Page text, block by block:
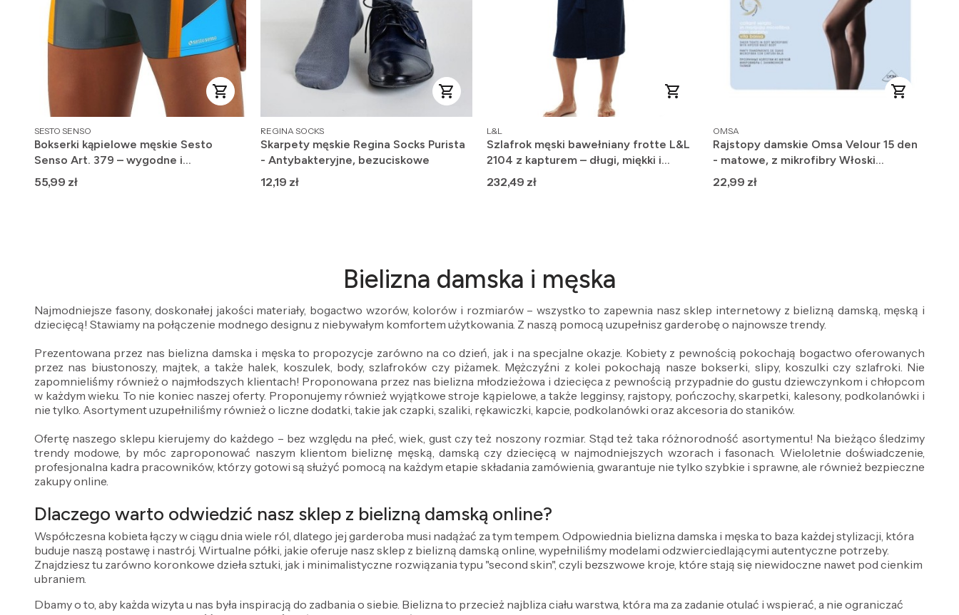
PRODUCENT
SESTO SENSO
Bokserki kąpielowe męskie Sesto
Senso Art. 379 – wygodne i
szybkoschnące
Cena
55,99 zł
PRODUCENT
REGINA SOCKS
Skarpety męskie Regina Socks Purista
- Antybakteryjne, bezuciskowe
Cena
12,19 zł
PRODUCENT
L&L
Szlafrok męski bawełniany frotte L&L
2104 z kapturem – długi, miękki i
wygodny
Cena
232,49 zł
PRODUCENT
OMSA
Rajstopy damskie Omsa Velour 15 den
- matowe, z mikrofibry Włoski
Producent
Cena
22,99 zł
Bielizna damska i męska
Najmodniejsze fasony, doskonałej jakości materiały, bogactwo wzorów, kolorów i rozmiarów – wszystko to zapewnia nasz sklep internetowy z bielizną damską, męską i
dziecięcą! Stawiamy na połączenie modnego designu z niebywałym komfortem użytkowania. Z naszą pomocą uzupełnisz garderobę o najnowsze trendy.
Prezentowana przez nas bielizna damska i męska to propozycje zarówno na co dzień, jak i na specjalne okazje. Kobiety z pewnością pokochają bogactwo oferowanych
przez nas biustonoszy, majtek, a także halek, koszulek, body, szlafroków czy piżamek. Mężczyźni z kolei pokochają nasze bokserki, slipy, koszulki czy szlafroki. Nie
zapomnieliśmy również o najmłodszych klientach! Proponowana przez nas bielizna młodzieżowa i dziecięca z pewnością przypadnie do gustu dziewczynkom i chłopcom
w każdym wieku. To nie koniec naszej oferty. Proponujemy również wyjątkowe stroje kąpielowe, a także legginsy, rajstopy, pończochy, skarpetki, kalesony, podkolanówki i
nie tylko. Asortyment uzupełniliśmy również o liczne dodatki, takie jak czapki, szaliki, rękawiczki, kapcie, podkolanówki oraz akcesoria do staników.
Ofertę naszego sklepu kierujemy do każdego – bez względu na płeć, wiek, gust czy też noszony rozmiar. Stąd też taka różnorodność asortymentu! Na bieżąco śledzimy
trendy modowe, by móc zaproponować naszym klientom bieliznę męską, damską czy dziecięcą w najmodniejszych wzorach i fasonach. Wieloletnie doświadczenie,
profesjonalna kadra pracowników, którzy gotowi są służyć pomocą na każdym etapie składania zamówienia, gwarantuje nie tylko szybkie i sprawne, ale również bezpieczne
zakupy online.
Dlaczego warto odwiedzić nasz sklep z bielizną damską online?
Współczesna kobieta łączy w ciągu dnia wiele ról, dlatego jej garderoba musi nadążać za tym tempem. Odpowiednia bielizna damska i męska to baza każdej stylizacji, która
buduje naszą postawę i nastrój. Wirtualne półki, jakie oferuje nasz sklep z bielizną damską online, wypełniliśmy modelami odzwierciedlającymi autentyczne potrzeby.
Znajdziesz tu zarówno koronkowe dzieła sztuki, jak i minimalistyczne rozwiązania typu "second skin", czyli bezszwowe kroje, które stają się niewidoczne nawet pod cienkim
ubraniem.
Dbamy o to, aby każda wizyta u nas była inspiracją do zadbania o siebie. Bielizna to przecież najbliza ciału warstwa, która ma za zadanie otulać i wspierać, a nie ograniczać